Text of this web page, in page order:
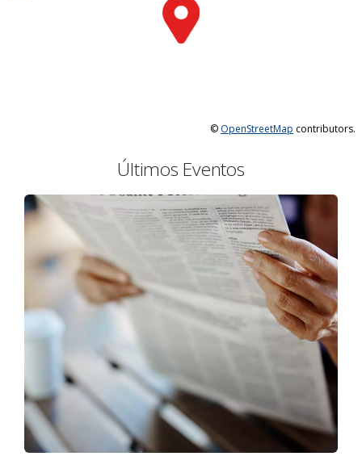
© OpenStreetMap contributors.
Últimos Eventos